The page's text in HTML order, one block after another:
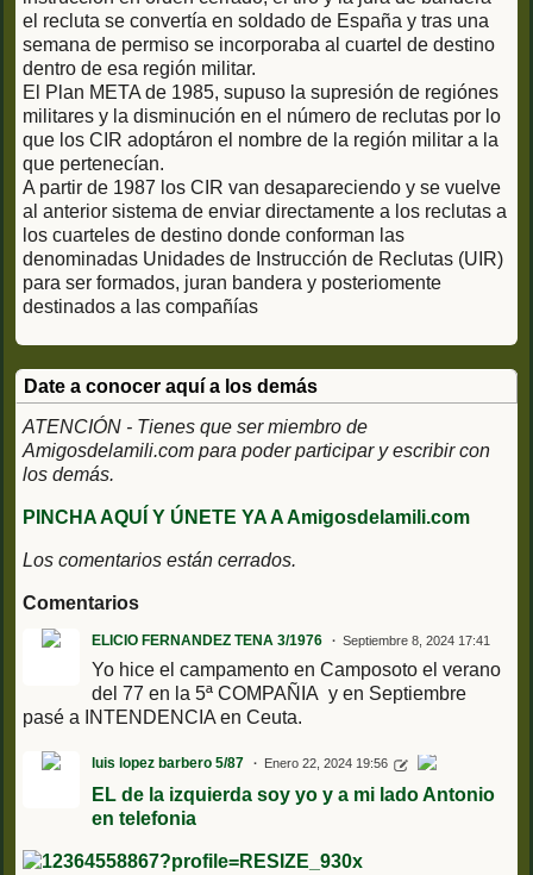
el recluta se convertía en soldado de España y tras una
semana de permiso se incorporaba al cuartel de destino
dentro de esa región militar.
El Plan META de 1985, supuso la supresión de regiónes
militares y la disminución en el número de reclutas por lo
que los CIR adoptáron el nombre de la región militar a la
que pertenecían.
A partir de 1987 los CIR van desapareciendo y se vuelve
al anterior sistema de enviar directamente a los reclutas a
los cuarteles de destino donde conforman las
denominadas Unidades de Instrucción de Reclutas (UIR)
para ser formados, juran bandera y posteriomente
destinados a las compañías
Date a conocer aquí a los demás
ATENCIÓN - Tienes que ser miembro de
Amigosdelamili.com para poder participar y escribir con
los demás.
PINCHA AQUÍ Y ÚNETE YA A Amigosdelamili.com
Los comentarios están cerrados.
Comentarios
ELICIO FERNANDEZ TENA 3/1976 Septiembre 8, 2024 17:41
Yo hice el campamento en Camposoto el verano
del 77 en la 5ª COMPAÑIA y en Septiembre
pasé a INTENDENCIA en Ceuta.
luis lopez barbero 5/87 Enero 22, 2024 19:56
EL de la izquierda soy yo y a mi lado Antonio
en telefonia